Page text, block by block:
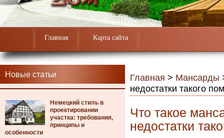
Главная Карта сайта
Новые статьи
Немецкий стиль в
проектировании
участка: требования,
принципы и
особенности
Главная > Мансарды
недостатки такого
Что такое
недостатки